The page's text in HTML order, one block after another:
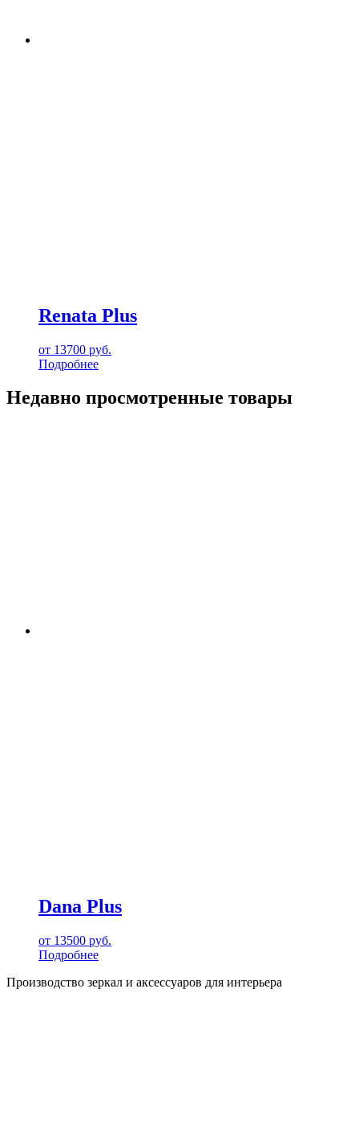
Renata Plus
от 13700 руб.
Подробнее
Недавно просмотренные товары
Dana Plus
от 13500 руб.
Подробнее
Производство зеркал и аксессуаров для интерьера